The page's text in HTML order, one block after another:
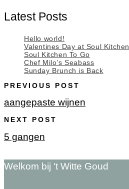
Latest Posts
Hello world!
Valentines Day at Soul Kitchen
Soul Kitchen To Go
Chef Milo’s Seabass
Sunday Brunch is Back
PREVIOUS POST
aangepaste wijnen
NEXT POST
5 gangen
Welkom bij 't Witte Goud